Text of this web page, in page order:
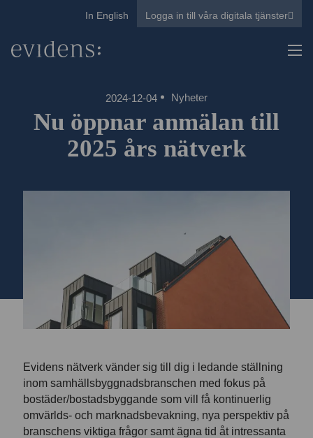
In English Logga in till våra digitala tjänster
2024-12-04 Nyheter
Nu öppnar anmälan till
2025 års nätverk
Evidens nätverk vänder sig till dig i ledande ställning
inom samhällsbyggnadsbranschen med fokus på
bostäder/bostadsbyggande som vill få kontinuerlig
omvärlds- och marknadsbevakning, nya perspektiv på
branschens viktiga frågor samt ägna tid åt intressanta